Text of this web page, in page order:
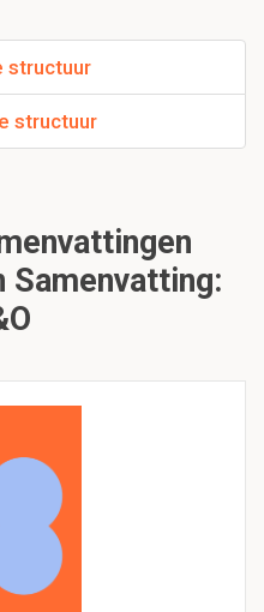
structuur
structuur
Samenvatting: